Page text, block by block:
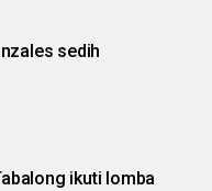
sedih
ikuti lomba